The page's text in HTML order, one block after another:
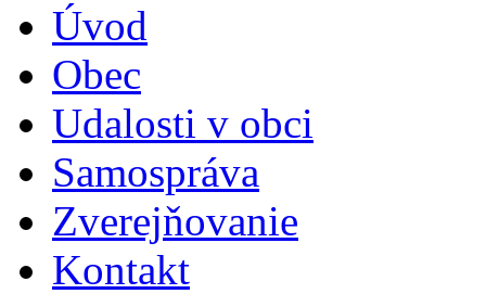
Úvod
Obec
Udalosti v obci
Samospráva
Zverejňovanie
Kontakt